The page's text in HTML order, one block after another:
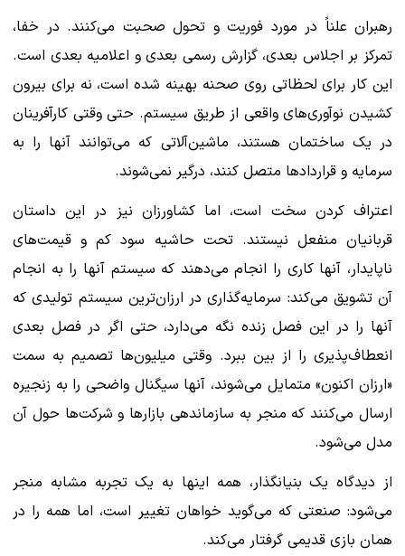
رهبران علناً در مورد فوریت و تحول صحبت می‌کنند. در خفا،
تمرکز بر اجلاس بعدی، گزارش رسمی بعدی و اعلامیه بعدی است.
این کار برای لحظاتی روی صحنه بهینه شده است، نه برای بیرون
کشیدن نوآوری‌های واقعی از طریق سیستم. حتی وقتی کارآفرینان
در یک ساختمان هستند، ماشین‌آلاتی که می‌توانند آنها را به
سرمایه و قراردادها متصل کنند، درگیر نمی‌شوند.
اعتراف کردن سخت است، اما کشاورزان نیز در این داستان
قربانیان منفعل نیستند. تحت حاشیه سود کم و قیمت‌های
ناپایدار، آنها کاری را انجام می‌دهند که سیستم آنها را به انجام
آن تشویق می‌کند: سرمایه‌گذاری در ارزان‌ترین سیستم تولیدی که
آنها را در این فصل زنده نگه می‌دارد، حتی اگر در فصل بعدی
انعطاف‌پذیری را از بین ببرد. وقتی میلیون‌ها تصمیم به سمت
«ارزان اکنون» متمایل می‌شوند، آنها سیگنال واضحی را به زنجیره
ارسال می‌کنند که منجر به سازماندهی بازارها و شرکت‌ها حول آن
مدل می‌شود.
از دیدگاه یک بنیانگذار، همه اینها به یک تجربه مشابه منجر
می‌شود: صنعتی که می‌گوید خواهان تغییر است، اما همه را در
همان بازی قدیمی گرفتار می‌کند.